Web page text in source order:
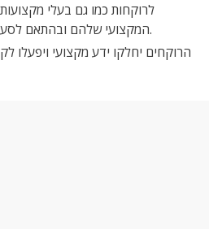
לרוקחות כמו גם בעלי
המקצועי שלהם ובהתאם לסעיפי החוק והקוד האתי.
הרוקחים יחלקו ידע מקצועי ויפעלו